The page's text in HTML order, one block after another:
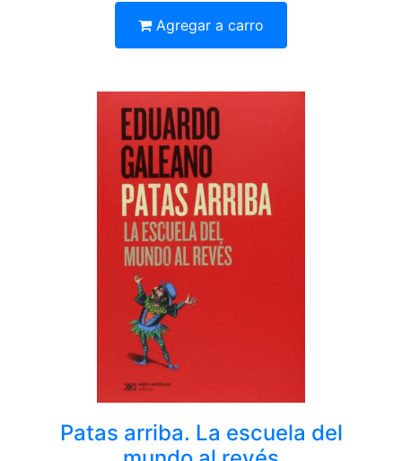
Agregar a carro
Patas arriba. La escuela del